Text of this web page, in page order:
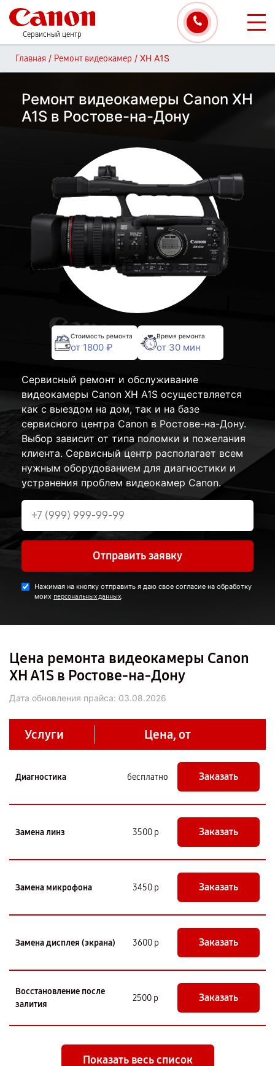
Сервисный центр
Главная / Ремонт видеокамер / XH A1S
Ремонт видеокамеры Canon XH
A1S в Ростове-на-Дону
Стоимость ремонта
от 1800 ₽
Время ремонта
от 30 мин
Сервисный ремонт и обслуживание
видеокамеры Canon XH A1S осуществляется
как с выездом на дом, так и на базе
сервисного центра Canon в Ростове-на-Дону.
Выбор зависит от типа поломки и пожелания
клиента. Сервисный центр располагает всем
нужным оборудованием для диагностики и
устранения проблем видеокамер Canon.
Отправить заявку
Нажимая на кнопку отправить я даю свое согласие на обработку
моих персональных данных.
Цена ремонта видеокамеры Canon
XH A1S в Ростове-на-Дону
Дата обновления прайса: 03.08.2026
Услуги Цена, от
Диагностика бесплатно Заказать
Замена линз 3500 р Заказать
Замена микрофона 3450 р Заказать
Замена дисплея (экрана) 3600 р Заказать
Восстановление после
залития
2500 р Заказать
Показать весь список